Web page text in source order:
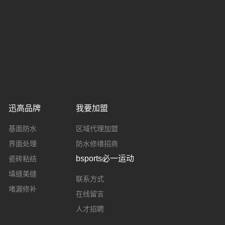
迅高品牌
基面防水
界面处理
瓷砖粘结
填缝美缝
堵漏修补
我要加盟
区域代理加盟
防水修缮招商
bsports必一运动
联系方式
在线留言
人才招聘